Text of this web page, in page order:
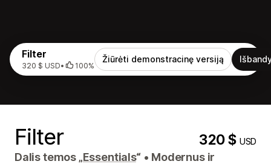
Filter
320 $ USD• 100%
Žiūrėti demonstracinę versiją
Filter 320 $USD
Dalis temos „Essentials“ • Modernus ir